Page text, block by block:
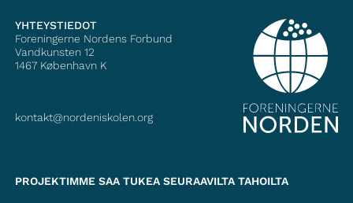
YHTEYSTIEDOT
Foreningerne Nordens Forbund
Vandkunsten 12
1467 København K
kontakt@nordeniskolen.org
PROJEKTIMME SAA TUKEA SEURAAVILTA TAHOILTA